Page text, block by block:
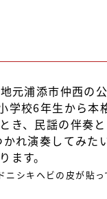
元浦添市仲西の
校6年生から本
き、民謡の伴奏
れ演奏してみた
す。
シキヘビの皮が貼